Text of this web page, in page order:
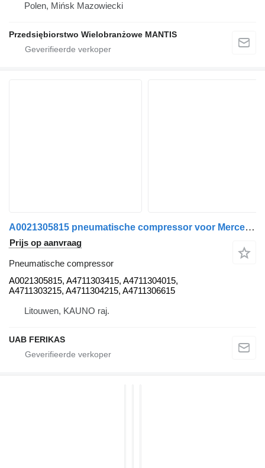
Polen, Mińsk Mazowiecki
Przedsiębiorstwo Wielobranżowe MANTIS
A0021305815 pneumatische compressor voor Mercedes-Benz Actros MP5 trekker
Prijs op aanvraag
Pneumatische compressor
A0021305815, A4711303415, A4711304015,
A4711303215, A4711304215, A4711306615
Litouwen, KAUNO raj.
UAB FERIKAS